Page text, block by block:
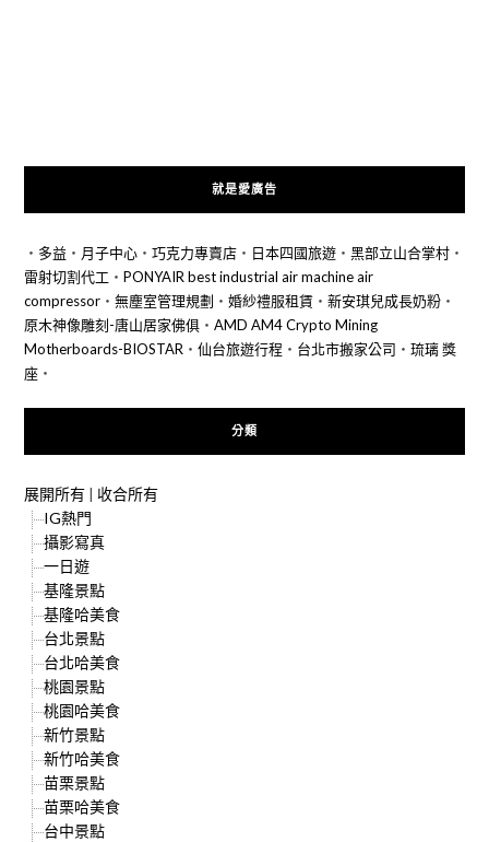
就是愛廣告
‧ 多益‧ 月子中心‧ 巧克力專賣店‧ 日本四國旅遊‧ 黑部立山合掌村‧
雷射切割代工 ‧ PONYAIR best industrial air machine air
compressor‧ 無塵室管理規劃 ‧ 婚紗禮服租賃‧ 新安琪兒成長奶粉‧
原木神像雕刻-唐山居家佛俱‧ AMD AM4 Crypto Mining
Motherboards-BIOSTAR‧ 仙台旅遊行程 ‧ 台北市搬家公司 ‧ 琉璃 獎
座‧
分類
展開所有| 收合所有
IG熱門
攝影寫真
一日遊
基隆景點
基隆哈美食
台北景點
台北哈美食
桃園景點
桃園哈美食
新竹景點
新竹哈美食
苗栗景點
苗栗哈美食
台中景點